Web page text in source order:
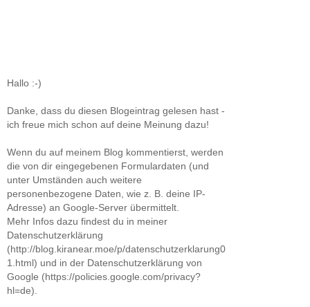
Hallo :-)
Danke, dass du diesen Blogeintrag gelesen hast -
ich freue mich schon auf deine Meinung dazu!
Wenn du auf meinem Blog kommentierst, werden
die von dir eingegebenen Formulardaten (und
unter Umständen auch weitere
personenbezogene Daten, wie z. B. deine IP-
Adresse) an Google-Server übermittelt.
Mehr Infos dazu findest du in meiner
Datenschutzerklärung
(http://blog.kiranear.moe/p/datenschutzerklarung0
1.html) und in der Datenschutzerklärung von
Google (https://policies.google.com/privacy?
hl=de).